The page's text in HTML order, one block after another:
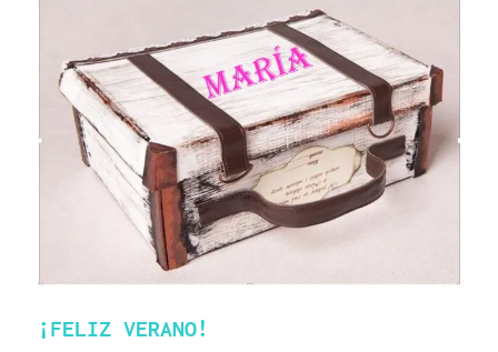
¡FELIZ VERANO!